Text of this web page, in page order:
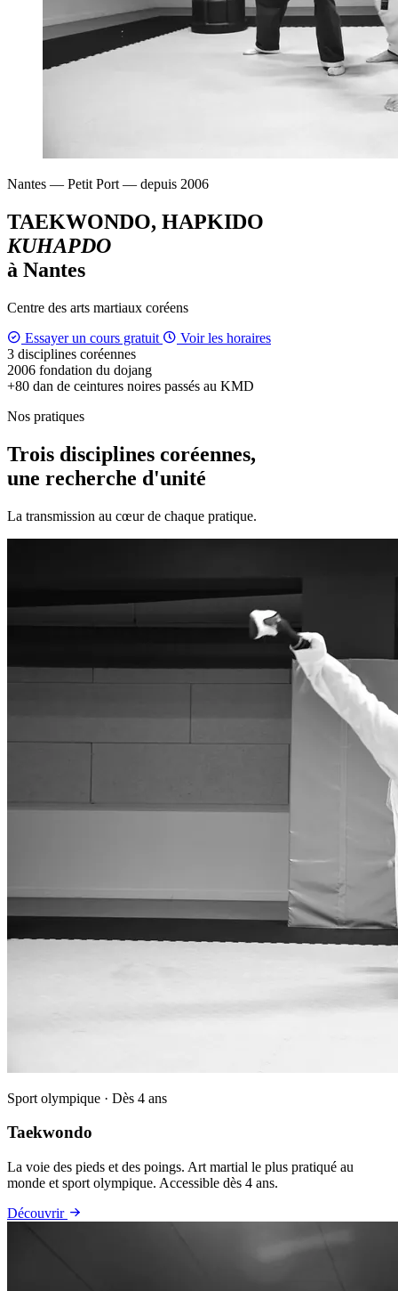
Nantes — Petit Port — depuis 2006
TAEKWONDO, HAPKIDO
KUHAPDO
à Nantes
Centre des arts martiaux coréens
Essayer un cours gratuit
Voir les horaires
3 disciplines coréennes
2006 fondation du dojang
+80 dan de ceintures noires passés au KMD
Nos pratiques
Trois disciplines coréennes,
une recherche d'unité
La transmission au cœur de chaque pratique.
Sport olympique · Dès 4 ans
Taekwondo
La voie des pieds et des poings. Art martial le plus pratiqué au
monde et sport olympique. Accessible dès 4 ans.
Découvrir